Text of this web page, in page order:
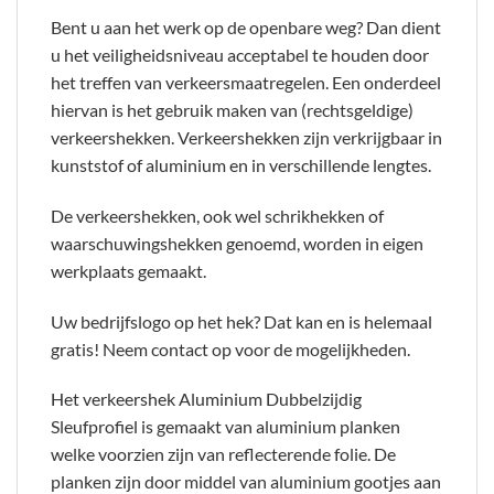
Bent u aan het werk op de openbare weg? Dan dient
u het veiligheidsniveau acceptabel te houden door
het treffen van verkeersmaatregelen. Een onderdeel
hiervan is het gebruik maken van (rechtsgeldige)
verkeershekken. Verkeershekken zijn verkrijgbaar in
kunststof of aluminium en in verschillende lengtes.
De verkeershekken, ook wel schrikhekken of
waarschuwingshekken genoemd, worden in eigen
werkplaats gemaakt.
Uw bedrijfslogo op het hek? Dat kan en is helemaal
gratis! Neem contact op voor de mogelijkheden.
Het verkeershek Aluminium Dubbelzijdig
Sleufprofiel is gemaakt van aluminium planken
welke voorzien zijn van reflecterende folie. De
planken zijn door middel van aluminium gootjes aan